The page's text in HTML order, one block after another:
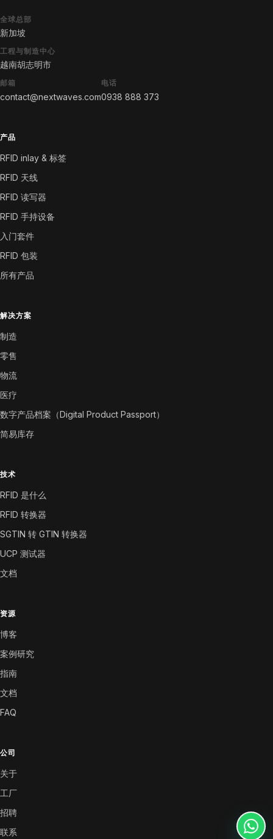
全球总部
新加坡
工程与制造中心
越南胡志明市
邮箱
contact@nextwaves.com
电话
0938 888 373
产品
RFID inlay & 标签
RFID 天线
RFID 读写器
RFID 手持设备
入门套件
RFID 包装
所有产品
解决方案
制造
零售
物流
医疗
数字产品档案（Digital Product Passport）
简易库存
技术
RFID 是什么
RFID 转换器
SGTIN 转 GTIN 转换器
UCP 测试器
文档
资源
博客
案例研究
指南
文档
FAQ
公司
关于
工厂
招聘
联系